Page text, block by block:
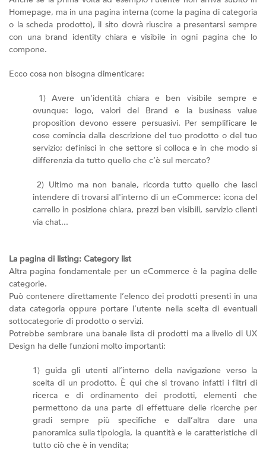
Homepage, ma in una pagina interna (come la pagina di categoria
o la scheda prodotto), il sito dovrà riuscire a presentarsi sempre
con una brand identity chiara e visibile in ogni pagina che lo
compone.
Ecco cosa non bisogna dimenticare:
1) Avere un'identità chiara e ben visibile sempre e
ovunque: logo, valori del Brand e la business value
proposition devono essere persuasivi. Per semplificare le
cose comincia dalla descrizione del tuo prodotto o del tuo
servizio; definisci in che settore si colloca e in che modo si
differenzia da tutto quello che c’è sul mercato?
2) Ultimo ma non banale, ricorda tutto quello che lasci
intendere di trovarsi all'interno di un eCommerce: icona del
carrello in posizione chiara, prezzi ben visibili, servizio clienti
via chat...
La pagina di listing: Category list
Altra pagina fondamentale per un eCommerce è la pagina delle
categorie.
Può contenere direttamente l’elenco dei prodotti presenti in una
data categoria oppure portare l’utente nella scelta di eventuali
sottocategorie di prodotto o servizi.
Potrebbe sembrare una banale lista di prodotti ma a livello di UX
Design ha delle funzioni molto importanti:
1) guida gli utenti all’interno della navigazione verso la
scelta di un prodotto. È qui che si trovano infatti i filtri di
ricerca e di ordinamento dei prodotti, elementi che
permettono da una parte di effettuare delle ricerche per
gradi sempre più specifiche e dall’altra dare una
panoramica sulla tipologia, la quantità e le caratteristiche di
tutto ciò che è in vendita;